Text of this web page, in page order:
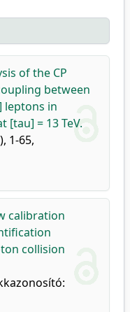
of the CP
between
leptons in
= 13 TeV.
1-65,
calibration
collision